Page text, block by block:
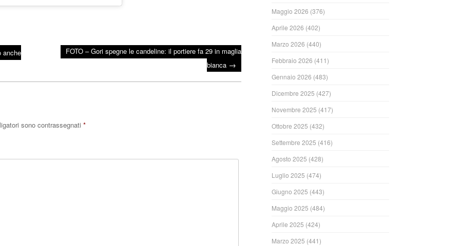
anche
FOTO – Gori spegne le candeline: il portiere fa 29 in maglia
bianca →
sono contrassegnati *
Maggio 2026 (376)
Aprile 2026 (402)
Marzo 2026 (440)
Febbraio 2026 (411)
Gennaio 2026 (483)
Dicembre 2025 (427)
Novembre 2025 (417)
Ottobre 2025 (432)
Settembre 2025 (416)
Agosto 2025 (428)
Luglio 2025 (474)
Giugno 2025 (443)
Maggio 2025 (484)
Aprile 2025 (424)
Marzo 2025 (441)